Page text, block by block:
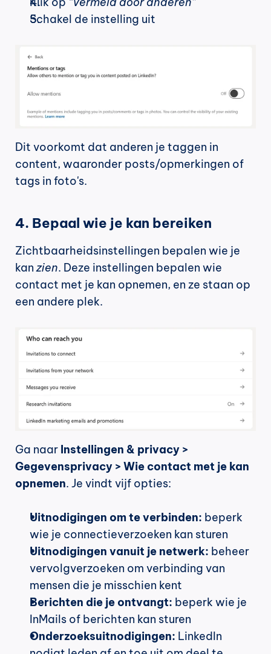
Schakel de instelling uit
Dit voorkomt dat anderen je taggen in
content, waaronder posts/opmerkingen of
tags in foto's.
4. Bepaal wie je kan bereiken
Zichtbaarheidsinstellingen bepalen wie je
kan zien. Deze instellingen bepalen wie
contact met je kan opnemen, en ze staan op
een andere plek.
Ga naar Instellingen & privacy >
Gegevensprivacy > Wie contact met je kan
opnemen. Je vindt vijf opties:
Uitnodigingen om te verbinden: beperk
wie je connectieverzoeken kan sturen
Uitnodigingen vanuit je netwerk: beheer
vervolgverzoeken om verbinding van
mensen die je misschien kent
Berichten die je ontvangt: beperk wie je
InMails of berichten kan sturen
Onderzoeksuitnodigingen: LinkedIn